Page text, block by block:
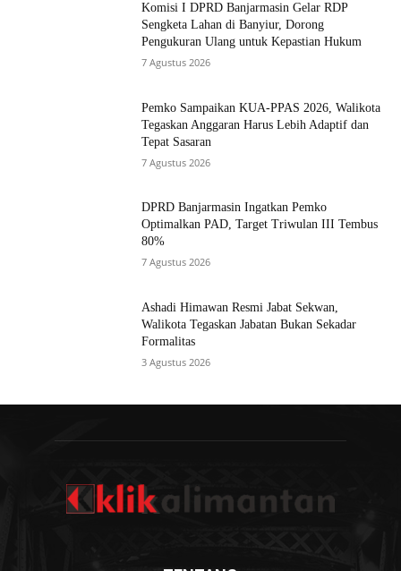
Komisi I DPRD Banjarmasin Gelar RDP
Sengketa Lahan di Banyiur, Dorong
Pengukuran Ulang untuk Kepastian Hukum
7 Agustus 2026
Pemko Sampaikan KUA-PPAS 2026, Walikota
Tegaskan Anggaran Harus Lebih Adaptif dan
Tepat Sasaran
7 Agustus 2026
DPRD Banjarmasin Ingatkan Pemko
Optimalkan PAD, Target Triwulan III Tembus
80%
7 Agustus 2026
Ashadi Himawan Resmi Jabat Sekwan,
Walikota Tegaskan Jabatan Bukan Sekadar
Formalitas
3 Agustus 2026